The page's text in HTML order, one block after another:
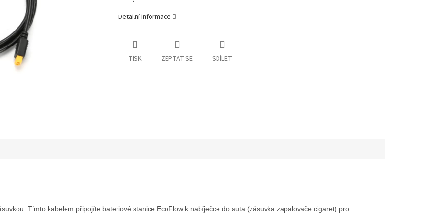
Detailní informace
TISK ZEPTAT SE SDÍLET
Tímto kabelem připojíte bateriové stanice EcoFlow k nabíječce do auta (zásuvka zapalovače cigaret) pro